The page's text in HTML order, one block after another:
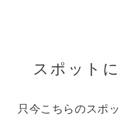
スポット
只今こちらのスポ